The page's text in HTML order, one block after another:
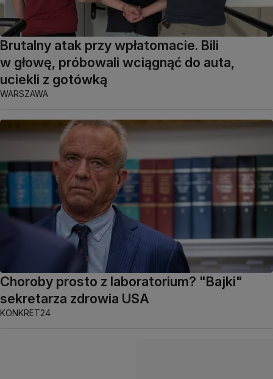
Brutalny atak przy wpłatomacie. Bili
w głowę, próbowali wciągnąć do auta,
uciekli z gotówką
WARSZAWA
Choroby prosto z laboratorium? "Bajki"
sekretarza zdrowia USA
KONKRET24